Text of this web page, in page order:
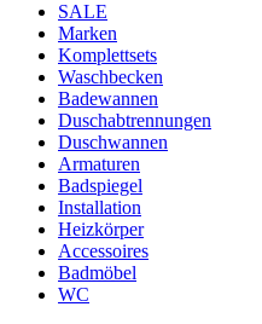
SALE
Marken
Komplettsets
Waschbecken
Badewannen
Duschabtrennungen
Duschwannen
Armaturen
Badspiegel
Installation
Heizkörper
Accessoires
Badmöbel
WC